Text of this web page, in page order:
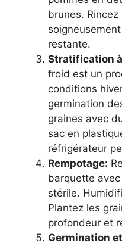
brunes. Rincez
restante.
Stratification
froid est un
conditions
germination
graines avec
sac en
réfrigérateur
Rempotage:
barquette
stérile.
Plantez les
profondeur et
Germination